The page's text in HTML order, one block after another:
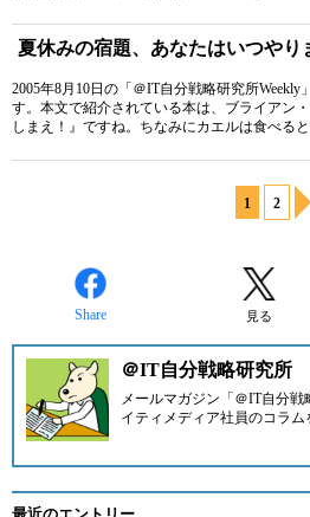
夏休みの宿題、あなたはいつやり
2005年8月10日の「＠IT自分戦略研究所Weekly
す。本文で紹介されている本は、ブライアン
しまえ！』ですね。ちなみにカエルは食べる
1 2
Share 見る
＠IT自分戦略研究所
メールマガジン「＠IT自分戦
イティメディア社員のコラム